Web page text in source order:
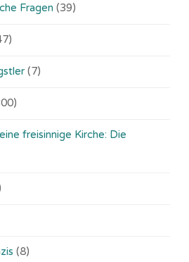
Fragen (39)
(7)
freisinnige Kirche: Die
(8)